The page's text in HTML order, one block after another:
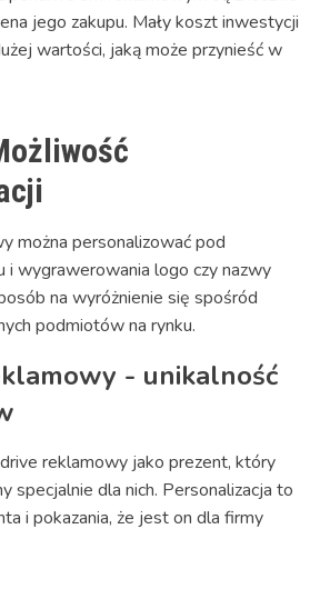
jego zakupu. Mały koszt inwestycji
wartości, jaką może przynieść w
można personalizować pod
i wygrawerowania logo czy nazwy
na wyróżnienie się spośród
podmiotów na rynku.
- unikalność
reklamowy jako prezent, który
specjalnie dla nich. Personalizacja to
i pokazania, że jest on dla firmy